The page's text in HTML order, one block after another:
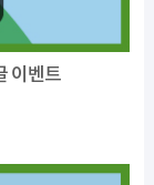
이벤트